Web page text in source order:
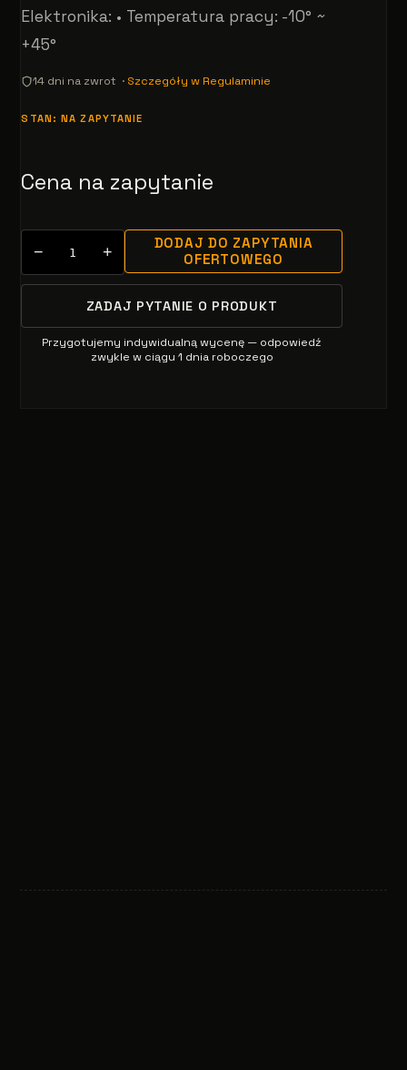
Elektronika: • Temperatura pracy: -10° ~
+45°
14 dni na zwrot · Szczegóły w Regulaminie
STAN: NA ZAPYTANIE
Cena na zapytanie
− +
DODAJ DO ZAPYTANIA
OFERTOWEGO
ZADAJ PYTANIE O PRODUKT
Przygotujemy indywidualną wycenę — odpowiedź
zwykle w ciągu 1 dnia roboczego